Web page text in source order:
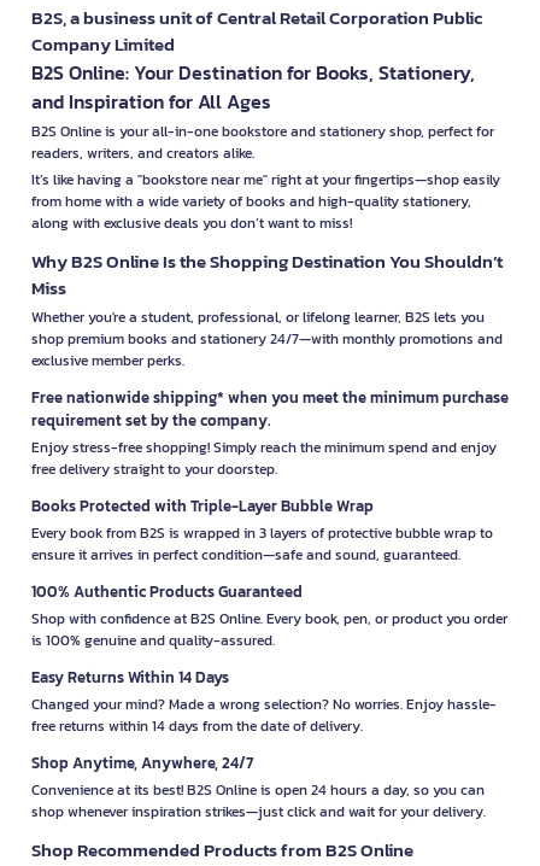
B2S, a business unit of Central Retail Corporation Public
Company Limited
B2S Online: Your Destination for Books, Stationery,
and Inspiration for All Ages
B2S Online is your all-in-one bookstore and stationery shop, perfect for
readers, writers, and creators alike.
It’s like having a "bookstore near me" right at your fingertips—shop easily
from home with a wide variety of books and high-quality stationery,
along with exclusive deals you don’t want to miss!
Why B2S Online Is the Shopping Destination You Shouldn’t
Miss
Whether you're a student, professional, or lifelong learner, B2S lets you
shop premium books and stationery 24/7—with monthly promotions and
exclusive member perks.
Free nationwide shipping* when you meet the minimum purchase
requirement set by the company.
Enjoy stress-free shopping! Simply reach the minimum spend and enjoy
free delivery straight to your doorstep.
Books Protected with Triple-Layer Bubble Wrap
Every book from B2S is wrapped in 3 layers of protective bubble wrap to
ensure it arrives in perfect condition—safe and sound, guaranteed.
100% Authentic Products Guaranteed
Shop with confidence at B2S Online. Every book, pen, or product you order
is 100% genuine and quality-assured.
Easy Returns Within 14 Days
Changed your mind? Made a wrong selection? No worries. Enjoy hassle-
free returns within 14 days from the date of delivery.
Shop Anytime, Anywhere, 24/7
Convenience at its best! B2S Online is open 24 hours a day, so you can
shop whenever inspiration strikes—just click and wait for your delivery.
Shop Recommended Products from B2S Online